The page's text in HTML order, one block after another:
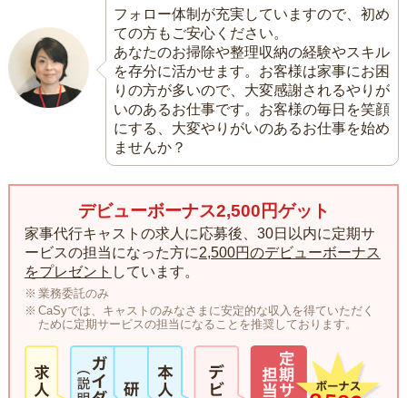
フォロー体制が充実していますので、初め
ての方もご安心ください。
あなたのお掃除や整理収納の経験やスキル
を存分に活かせます。お客様は家事にお困
りの方が多いので、大変感謝されるやりが
いのあるお仕事です。お客様の毎日を笑顔
にする、大変やりがいのあるお仕事を始め
ませんか？
デビューボーナス2,500円ゲット
家事代行キャストの求人に応募後、30日以内に定期サ
ービスの担当になった方に2,500円のデビューボーナス
をプレゼント しています。
業務委託のみ
CaSyでは、キャストのみなさまに安定的な収入を得ていただく
ために定期サービスの担当になることを推奨しております。